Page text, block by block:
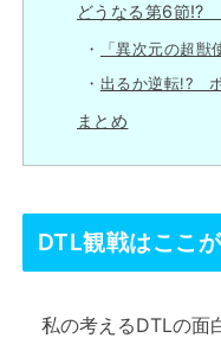
どうなる第6節⁉
「異次元の超
出るか逆転!?
まとめ
DTL観戦はここ
私の考えるDTLの面